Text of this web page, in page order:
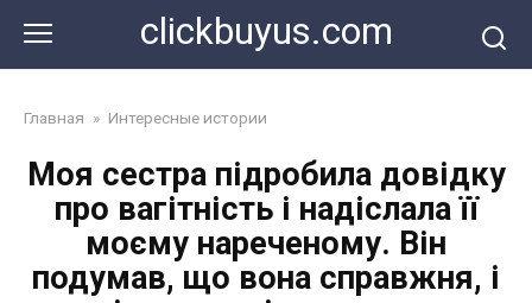
контенту
clickbuyus.com
Главная » Интересные истории
Моя сестра підробила довідку
про вагітність і надіслала її
моєму нареченому. Він
подумав, що вона справжня, і